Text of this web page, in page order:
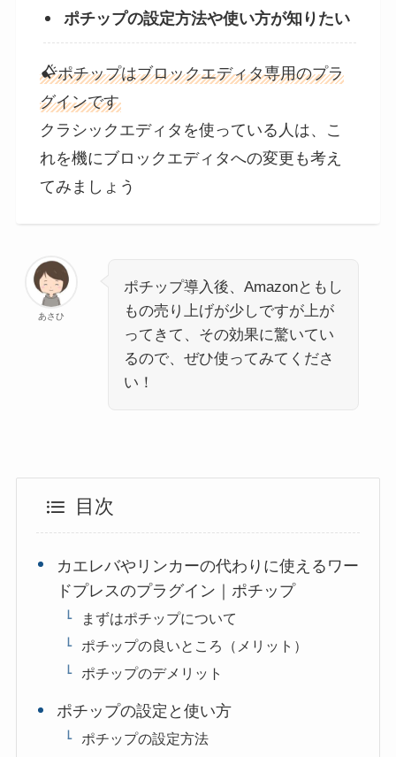
ポチップの設定方法や使い方が知りたい
ポチップはブロックエディタ専用のプラ
グインです
クラシックエディタを使っている人は、こ
れを機にブロックエディタへの変更も考え
てみましょう
あさひ
ポチップ導入後、Amazonともし
もの売り上げが少しですが上が
ってきて、その効果に驚いてい
るので、ぜひ使ってみてくださ
い！
目次
カエレバやリンカーの代わりに使えるワー
ドプレスのプラグイン｜ポチップ
まずはポチップについて
ポチップの良いところ（メリット）
ポチップのデメリット
ポチップの設定と使い方
ポチップの設定方法